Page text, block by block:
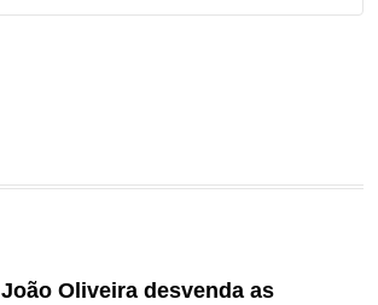
João Oliveira desvenda as